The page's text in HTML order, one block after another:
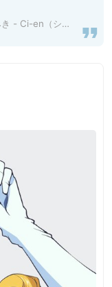
en（シエン）